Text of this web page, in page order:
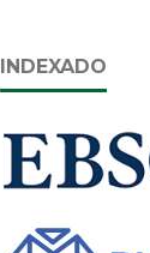
INDEXADO